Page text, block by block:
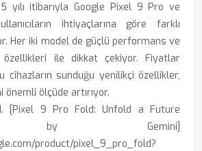
yılı itibarıyla Google Pixel 9 Pro ve
ihtiyaçlarına göre farklı
Her iki model de güçlü performans ve
özellikleri ile dikkat çekiyor. Fiyatlar
cihazların sunduğu yenilikçi özellikler,
önemli ölçüde artırıyor.
[Pixel 9 Pro Fold: Unfold a Future
by Gemini]
product/pixel_9_pro_fold?